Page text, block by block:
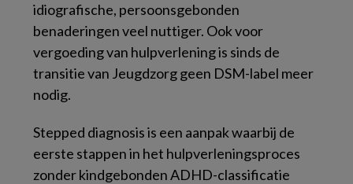
idiografische, persoonsgebonden
benaderingen veel nuttiger. Ook voor
vergoeding van hulpverlening is sinds de
transitie van Jeugdzorg geen DSM-label meer
nodig.
Stepped diagnosisis een aanpak waarbij de
eerste stappen in het hulpverleningsproces
zonder kindgebonden ADHD-classificatie